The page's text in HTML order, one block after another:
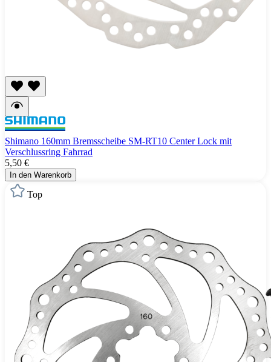
Shimano 160mm Bremsscheibe SM-RT10 Center Lock mit
Verschlussring Fahrrad
5,50 €
In den Warenkorb
Top